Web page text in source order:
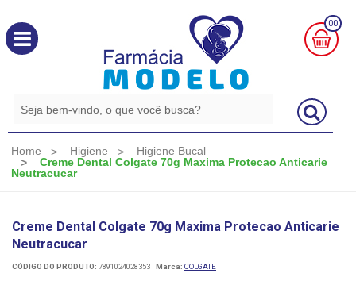
00
0,00
Home Higiene
Higiene Bucal
Creme Dental Colgate 70g Maxima Protecao Anticarie
Neutracucar
Creme Dental Colgate 70g Maxima Protecao Anticarie
Neutracucar
CÓDIGO DO PRODUTO: 7891024028353 | Marca: COLGATE